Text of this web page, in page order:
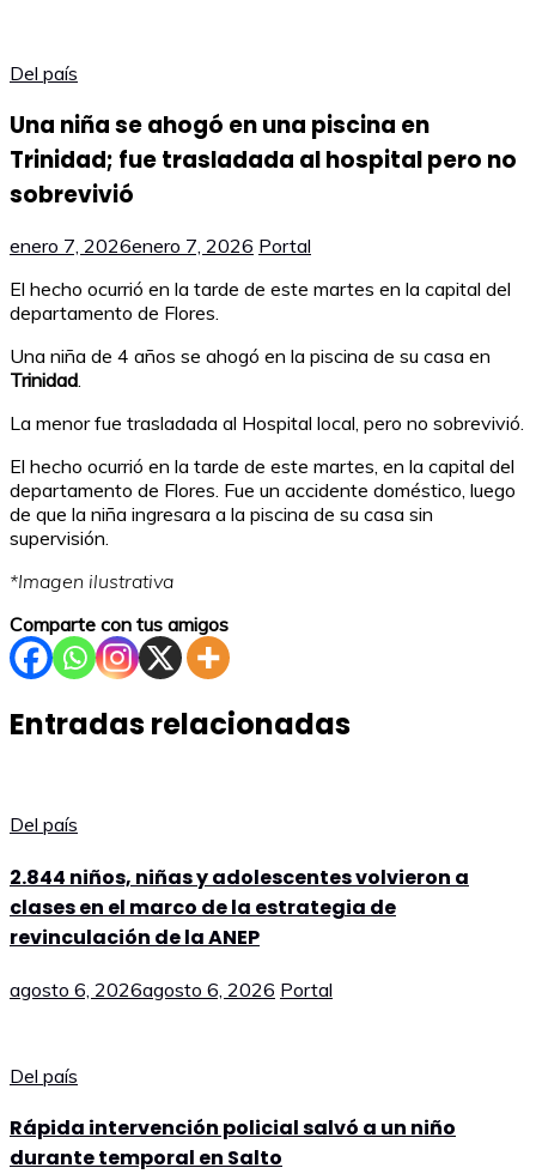
Del país
Una niña se ahogó en una piscina en
Trinidad; fue trasladada al hospital pero no
sobrevivió
enero 7, 2026enero 7, 2026 Portal
El hecho ocurrió en la tarde de este martes en la capital del
departamento de Flores.
Una niña de 4 años se ahogó en la piscina de su casa en
Trinidad.
La menor fue trasladada al Hospital local, pero no sobrevivió.
El hecho ocurrió en la tarde de este martes, en la capital del
departamento de Flores. Fue un accidente doméstico, luego
de que la niña ingresara a la piscina de su casa sin
supervisión.
*Imagen ilustrativa
Comparte con tus amigos
Entradas relacionadas
Del país
2.844 niños, niñas y adolescentes volvieron a
clases en el marco de la estrategia de
revinculación de la ANEP
agosto 6, 2026agosto 6, 2026 Portal
Del país
Rápida intervención policial salvó a un niño
durante temporal en Salto